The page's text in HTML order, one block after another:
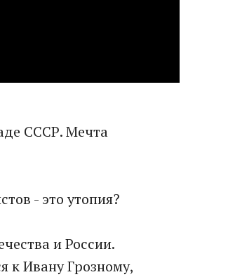
СССР. Мечта
- это утопия?
и России.
к Ивану Грозному,